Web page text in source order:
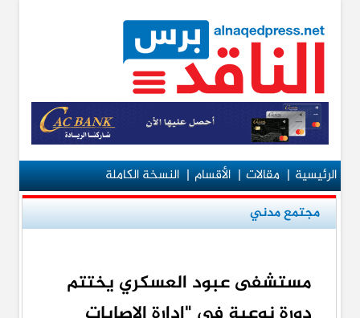
الرئيسية|مقالات|الأقسام|النسخة الكاملة
مجتمع مدني
مستشفى عبود العسكري يختتم